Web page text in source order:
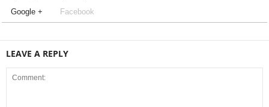
Google + Facebook
LEAVE A REPLY